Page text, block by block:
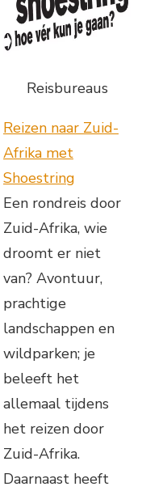
Reisbureaus
Reizen naar Zuid-
Afrika met
Shoestring
Een rondreis door
Zuid-Afrika, wie
droomt er niet
van? Avontuur,
prachtige
landschappen en
wildparken; je
beleeft het
allemaal tijdens
het reizen door
Zuid-Afrika.
Daarnaast heeft